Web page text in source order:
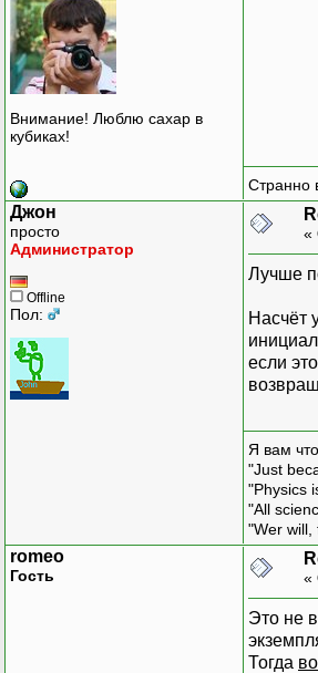
Внимание! Люблю сахар в
кубиках!
Странно
Джон
просто
Администратор
Offline
Пол:
«
Лучше
Насчёт
если
Я вам
"Just
"Physics
"All
"Wer will,
romeo
Гость «
Это не
Тогда